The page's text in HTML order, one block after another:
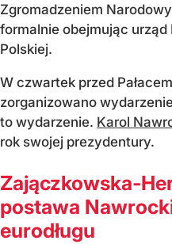
Zgromadzeniem
formalnie obejmując
Polskiej.
W czwartek przed
zorganizowano
to wydarzenie. Karol
rok swojej prezydentury.
Zajączkowska-
postawa
eurodługu